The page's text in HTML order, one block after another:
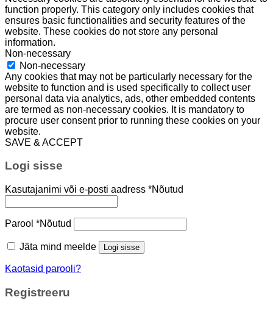
function properly. This category only includes cookies that
ensures basic functionalities and security features of the
website. These cookies do not store any personal
information.
Non-necessary
Non-necessary
Any cookies that may not be particularly necessary for the
website to function and is used specifically to collect user
personal data via analytics, ads, other embedded contents
are termed as non-necessary cookies. It is mandatory to
procure user consent prior to running these cookies on your
website.
SAVE & ACCEPT
Logi sisse
Kasutajanimi või e-posti aadress *Nõutud
Parool *Nõutud
Jäta mind meelde Logi sisse
Kaotasid parooli?
Registreeru